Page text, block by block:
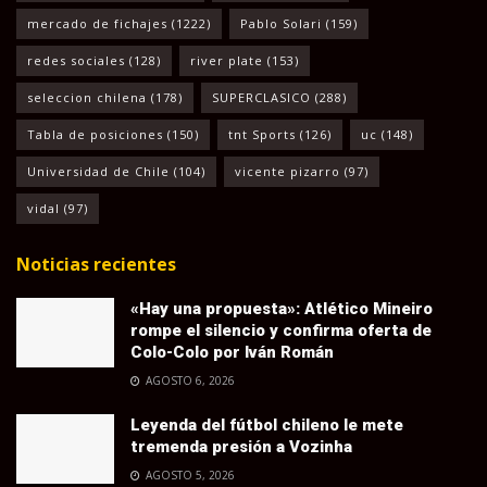
mercado de fichajes (1222) Pablo Solari (159)
redes sociales (128) river plate (153)
seleccion chilena (178) SUPERCLASICO (288)
Tabla de posiciones (150) tnt Sports (126) uc (148)
Universidad de Chile (104) vicente pizarro (97)
vidal (97)
Noticias recientes
«Hay una propuesta»: Atlético Mineiro
rompe el silencio y confirma oferta de
Colo-Colo por Iván Román
AGOSTO 6, 2026
Leyenda del fútbol chileno le mete
tremenda presión a Vozinha
AGOSTO 5, 2026